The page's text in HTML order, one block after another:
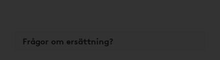
Frågor om ersättning?